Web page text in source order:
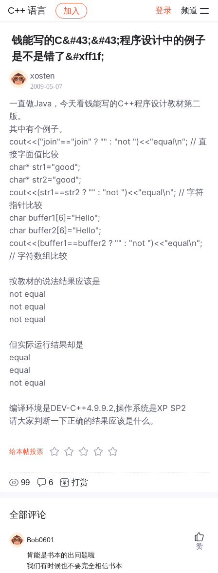
C++ 语言 加入 登录 频道
社区 C++ 语言 帖子详情
钱能写的C&#43;&#43;程序设计中的例子
是不是错了&#xff1f;
xosten
2009-05-07
一直做Java，今天看钱能写的C++程序设计教材第二
版。
其中有个例子。
cout<<("join"=="join" ? "" : "not ")<<"equal\n"; // 直
接字面值比较
char* str1="good";
char* str2="good";
cout<<(str1==str2 ? "" : "not ")<<"equal\n"; // 字符
指针比较
char buffer1[6]="Hello";
char buffer2[6]="Hello";
cout<<(buffer1==buffer2 ? "" : "not ")<<"equal\n";
// 字符数组比较
按教材的说法结果应该是
not equal
not equal
not equal
但实际运行结果却是
equal
equal
not equal
编译环境是DEV-C++4.9.9.2,操作系统是XP SP2
请大家判断一下正确的结果应该是什么。
给本帖投票
99 6 打赏
全部评论
Bob0601
肯能是书本的出问题啦
我们有时候也不要完全相信书本
赞